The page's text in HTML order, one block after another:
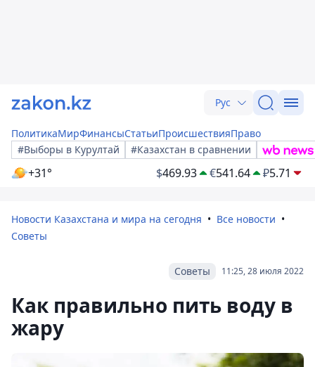
Рус
ПолитикаМирФинансыСтатьиПроисшествияПраво
#Выборы в Курултай
#Казахстан в сравнении
+31° $469.93 €541.64 ₽5.71
Новости Казахстана и мира на сегодня
Все новости
Советы
11:25, 28 июля 2022
Советы
Как правильно пить воду в
жару